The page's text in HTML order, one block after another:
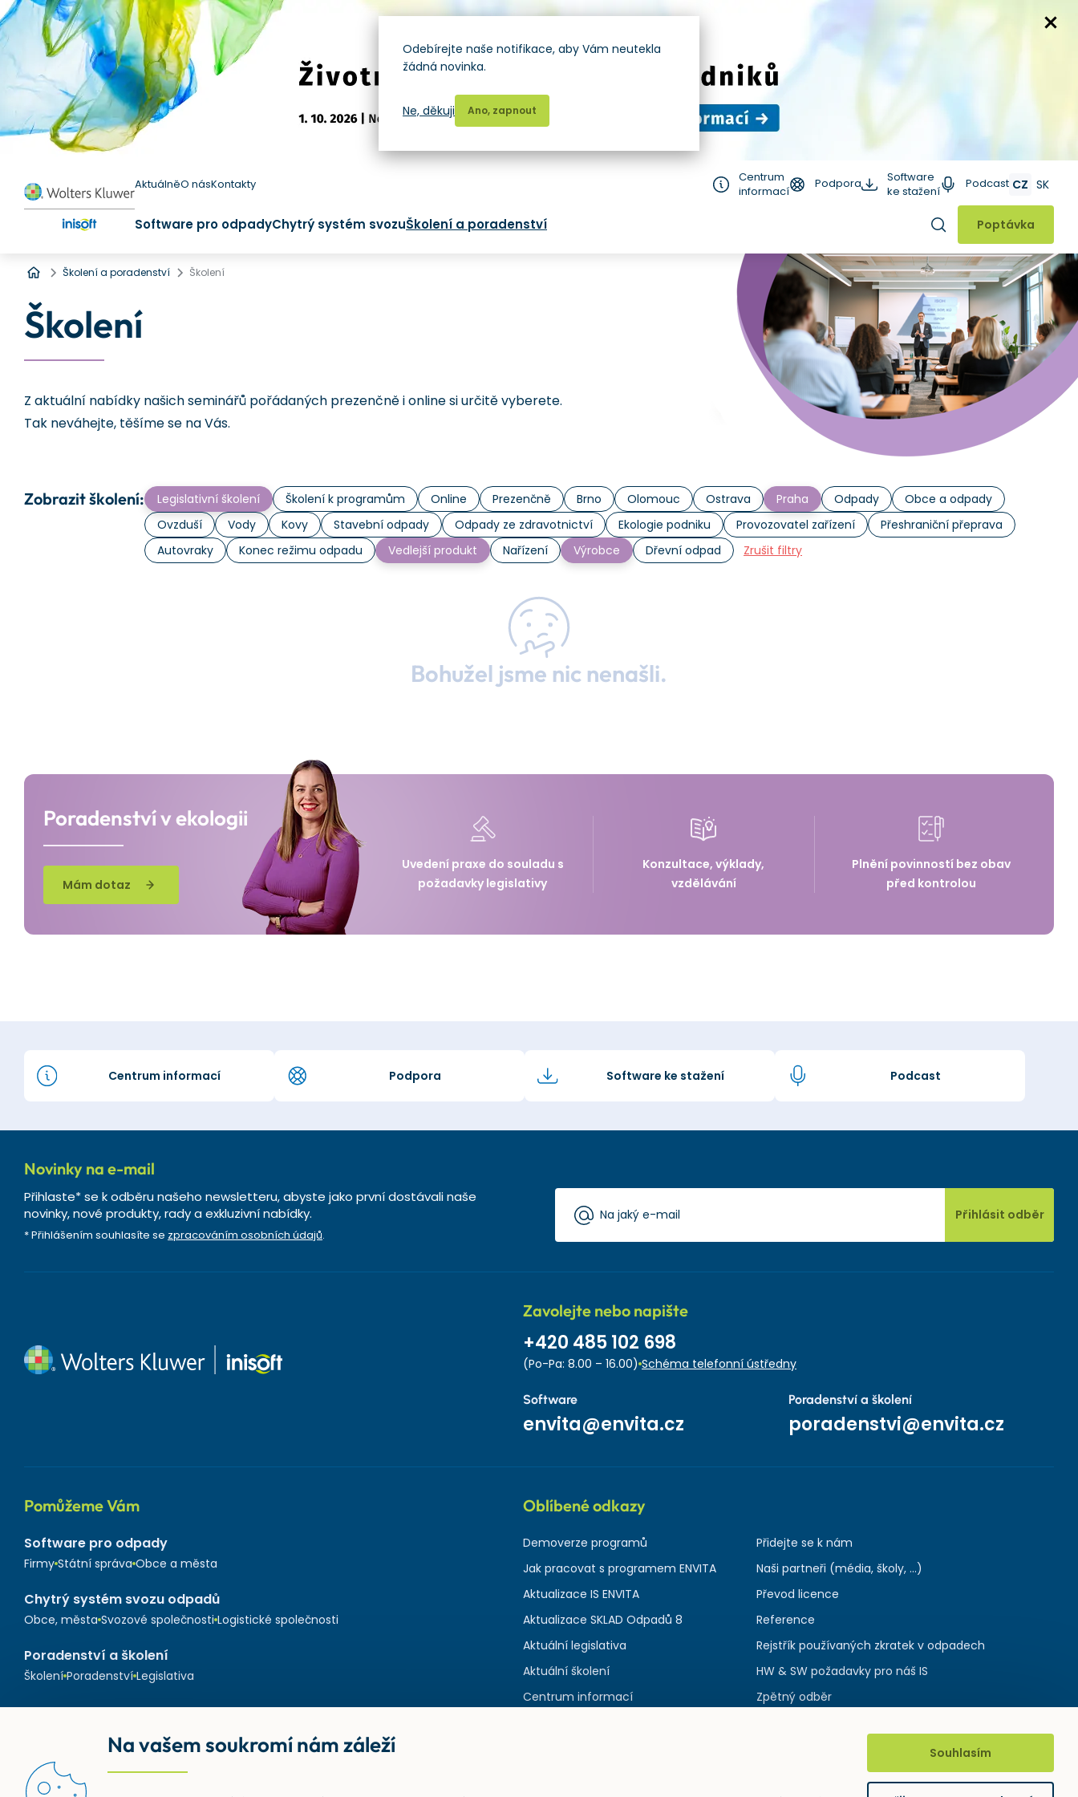
AktuálněO násKontakty
Centrum
informací
Podpora
Software
ke stažení
Podcast CZ SK
Software pro odpadyChytrý systém svozuŠkolení a poradenství Hledat
Poptávka
Úvod
Školení a poradenství Školení
Školení
Z aktuální nabídky našich seminářů pořádaných prezenčně i online si určitě vyberete.
Tak neváhejte, těšíme se na Vás.
Zobrazit školení: Legislativní školení Školení k programům Online Prezenčně Brno Olomouc Ostrava Praha Odpady
Obce a odpady
Ovzduší
Vody Kovy Stavební odpady Odpady ze zdravotnictví Ekologie podniku Provozovatel zařízení
Přeshraniční přeprava
Autovraky
Konec režimu odpadu Vedlejší produkt Nařízení Výrobce Dřevní odpad Zrušit filtry
Bohužel jsme nic nenašli.
Poradenství v ekologii
Mám dotaz
Uvedení praxe do souladu s
požadavky legislativy
Konzultace, výklady,
vzdělávání
Plnění povinností bez obav
před kontrolou
Centrum informací Podpora Software ke stažení Podcast
Novinky na e-mail
Přihlaste* se k odběru našeho newsletteru, abyste jako první dostávali naše
novinky, nové produkty, rady a exkluzivní nabídky.
* Přihlášením souhlasíte se zpracováním osobních údajů.
Přihlásit odběr
Zavolejte nebo napište
+420 485 102 698
(Po-Pa: 8.00 – 16.00) Schéma telefonní ústředny
Software
envita@envita.cz
Poradenství a školení
poradenstvi@envita.cz
Pomůžeme Vám
Software pro odpady
Firmy Státní správa Obce a města
Chytrý systém svozu odpadů
Obce, města Svozové společnosti Logistické společnosti
Poradenství a školení
Školení Poradenství Legislativa
Oblíbené odkazy
Demoverze programů
Jak pracovat s programem ENVITA
Aktualizace IS ENVITA
Aktualizace SKLAD Odpadů 8
Aktuální legislativa
Aktuální školení
Centrum informací
Přidejte se k nám
Naši partneři (média, školy, ...)
Převod licence
Reference
Rejstřík používaných zkratek v odpadech
HW & SW požadavky pro náš IS
Zpětný odběr
Odebírejte naše notifikace, aby Vám neutekla
žádná novinka.
Ano, zapnout
Ne, děkuji
Na vašem soukromí nám záleží Souhlasím